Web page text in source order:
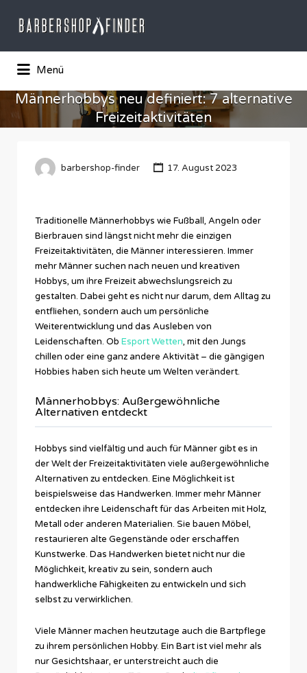
Das Barber-Shop Verzechnis
Suchen
nach:
Menü
Männerhobbys neu definiert: 7 alternative
Freizeitaktivitäten
barbershop-finder 17. August 2023
Traditionelle Männerhobbys wie Fußball, Angeln oder
Bierbrauen sind längst nicht mehr die einzigen
Freizeitaktivitäten, die Männer interessieren. Immer
mehr Männer suchen nach neuen und kreativen
Hobbys, um ihre Freizeit abwechslungsreich zu
gestalten. Dabei geht es nicht nur darum, dem Alltag zu
entfliehen, sondern auch um persönliche
Weiterentwicklung und das Ausleben von
Leidenschaften. Ob Esport Wetten, mit den Jungs
chillen oder eine ganz andere Aktivität – die gängigen
Hobbies haben sich heute um Welten verändert.
Männerhobbys: Außergewöhnliche
Alternativen entdeckt
Hobbys sind vielfältig und auch für Männer gibt es in
der Welt der Freizeitaktivitäten viele außergewöhnliche
Alternativen zu entdecken. Eine Möglichkeit ist
beispielsweise das Handwerken. Immer mehr Männer
entdecken ihre Leidenschaftfür das Arbeiten mit Holz,
Metall oder anderen Materialien. Sie bauen Möbel,
restaurieren alte Gegenstände oder erschaffen
Kunstwerke. Das Handwerken bietet nicht nur die
Möglichkeit, kreativ zu sein, sondern auch
handwerkliche Fähigkeiten zu entwickeln und sich
selbst zu verwirklichen.
Viele Männer machen heutzutage auch die Bartpflege
zu ihrem persönlichen Hobby. Ein Bart ist viel mehr als
nur Gesichtshaar, er unterstreicht auch die